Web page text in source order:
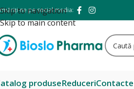
Skip to navigation
Skip to main content
ne pe social media:
produseReduceriContacte